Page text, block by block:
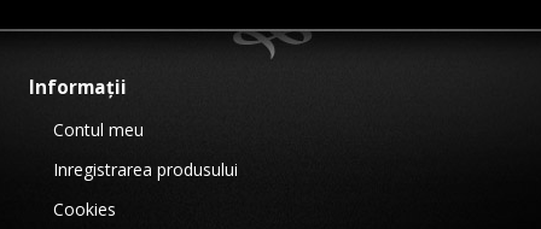
Informații
Contul meu
Inregistrarea produsului
Cookies